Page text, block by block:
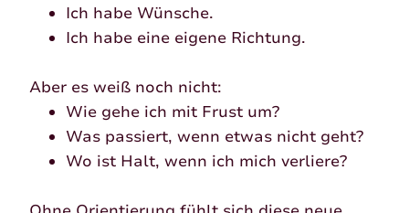
Ich habe Wünsche.
Ich habe eine eigene Richtung.
Aber es weiß noch nicht:
Wie gehe ich mit Frust um?
Was passiert, wenn etwas nicht geht?
Wo ist Halt, wenn ich mich verliere?